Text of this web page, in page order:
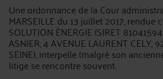
Une ordonnance de la Cour
MARSEILLE du 13 juillet 2017, rendue
SOLUTION ÉNERGIE (SIRET
ASNIER, 4 AVENUE LAURENT CELY,
SEINE), interpelle (malgré son
litige se rencontre souvent.